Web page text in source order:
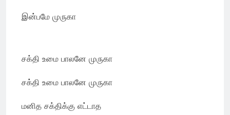
இன்பமே முருகா
சக்தி உமை பாலனே முருகா
சக்தி உமை பாலனே முருகா
மனித சக்திக்கு எட்டாத